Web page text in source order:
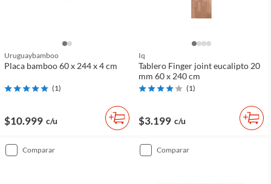
Uruguaybamboo
Placa bamboo 60 x 244 x 4 cm
(1)
$10.999 c/u
Iq
Tablero Finger joint eucalipto 20
mm 60 x 240 cm
(1)
$3.199 c/u
comparar comparar